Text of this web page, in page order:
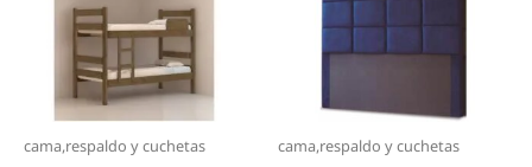
cama,respaldo y cuchetas cama,respaldo y cuchetas